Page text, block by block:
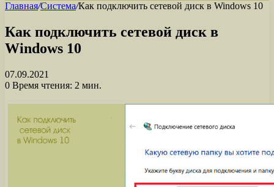
Главная/Система/Как подключить сетевой диск в Windows 10
Как подключить сетевой диск в
Windows 10
07.09.2021
0 Время чтения: 2 мин.